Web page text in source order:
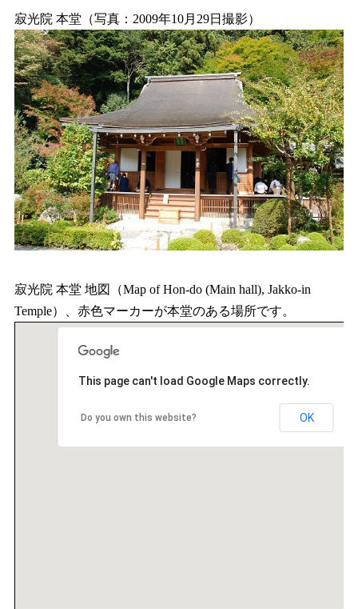
寂光院 本堂（写真：2009年10月29日撮影）
寂光院 本堂 地図（Map of Hon-do (Main hall), Jakko-in
Temple）、赤色マーカーが本堂のある場所です。
This page can't load Google Maps correctly.
Do you own this website? OK